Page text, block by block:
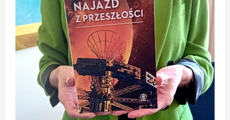
mają
czego
wstydzić.
Nawet
jeśli
noszą
skarpetki
z
jednorożcem.